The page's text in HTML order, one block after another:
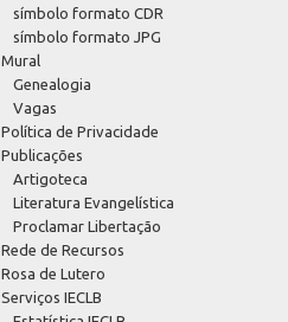
símbolo formato CDR
símbolo formato JPG
Mural
Genealogia
Vagas
Política de Privacidade
Publicações
Artigoteca
Literatura Evangelística
Proclamar Libertação
Rede de Recursos
Rosa de Lutero
Serviços IECLB